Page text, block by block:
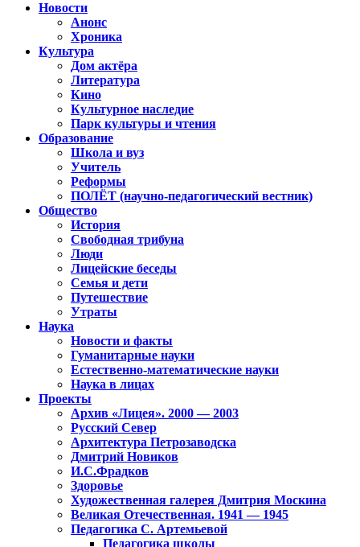
Новости
Анонс
Хроника
Культура
Дом актёра
Литература
Кино
Культурное наследие
Парк культуры и чтения
Образование
Школа и вуз
Учитель
Реформы
ПОЛЁТ (научно-педагогический вестник)
Общество
История
Свободная трибуна
Люди
Лицейские беседы
Семья и дети
Путешествие
Утраты
Наука
Новости и факты
Гуманитарные науки
Естественно-математические науки
Наука в лицах
Проекты
Архив «Лицея». 2000 — 2003
Русский Север
Архитектура Петрозаводска
Дмитрий Новиков
И.С.Фрадков
Здоровье
Художественная галерея Дмитрия Москина
Великая Отечественная. 1941 — 1945
Педагогика С. Артемьевой
Педагогика школы